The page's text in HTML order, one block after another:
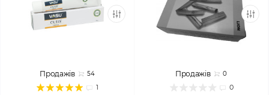
1
Продажів 54
0
Продажів 0